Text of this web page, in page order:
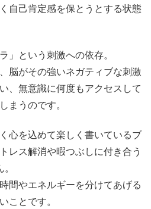
自己肯定感を保とうとする状態
」という刺激への依存。
脳がその強いネガティブな刺激
、無意識に何度もアクセスして
まうのです。
心を込めて楽しく書いているブ
レス解消や暇つぶしに付き合う
間やエネルギーを分けてあげる
ことです。